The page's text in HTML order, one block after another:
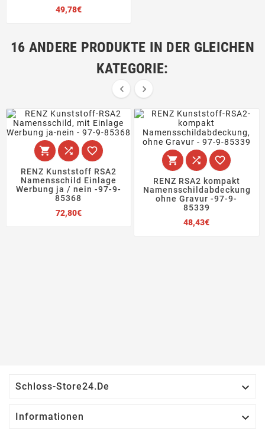
49,78€Preis
16 ANDERE PRODUKTE IN DER GLEICHEN
KATEGORIE:
 
  
RENZ Kunststoff RSA2
Namensschild Einlage
Werbung ja / nein -97-9-
85368
72,80€Preis
  
RENZ RSA2 kompakt
Namensschildabdeckung
ohne Gravur -97-9-
85339
48,43€Preis
Schloss-Store24.de 
Informationen 